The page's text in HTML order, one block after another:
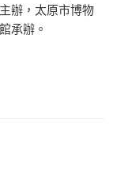
辦，太原市博物
承辦。